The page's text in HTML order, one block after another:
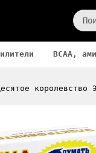
BCAA,
королевство